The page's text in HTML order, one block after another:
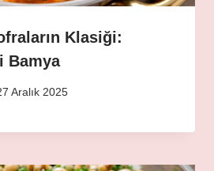
Klasiği:
Bamya
Aralık 2025